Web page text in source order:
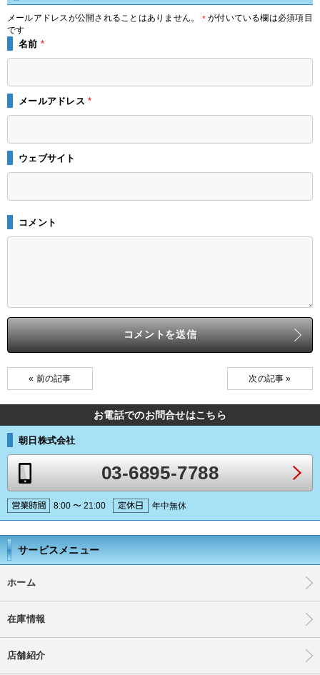
メールアドレスが公開されることはありません。 *が付いている欄は必須項目
です
名前 *
メールアドレス*
ウェブサイト
コメント
« 前の記事 次の記事 »
お電話でのお問合せはこちら
朝日株式会社
03-6895-7788
8:00 〜 21:00 年中無休
サービスメニュー
ホーム
在庫情報
店舗紹介